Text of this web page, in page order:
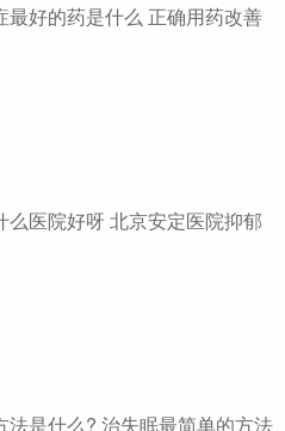
最好的药是什么 正确用药改善
么医院好呀 北京安定医院抑郁
法是什么? 治失眠最简单的方法